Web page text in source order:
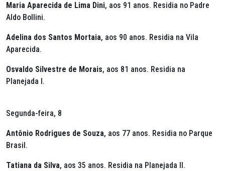
Maria Aparecida de Lima Dini, aos 91 anos. Residia no Padre
Aldo Bollini.
Adelina dos Santos Mortaia, aos 90 anos. Residia na Vila
Aparecida.
Osvaldo Silvestre de Morais, aos 81 anos. Residia na
Planejada I.
Segunda-feira, 8
Antônio Rodrigues de Souza, aos 77 anos. Residia no Parque
Brasil.
Tatiana da Silva, aos 35 anos. Residia na Planejada II.